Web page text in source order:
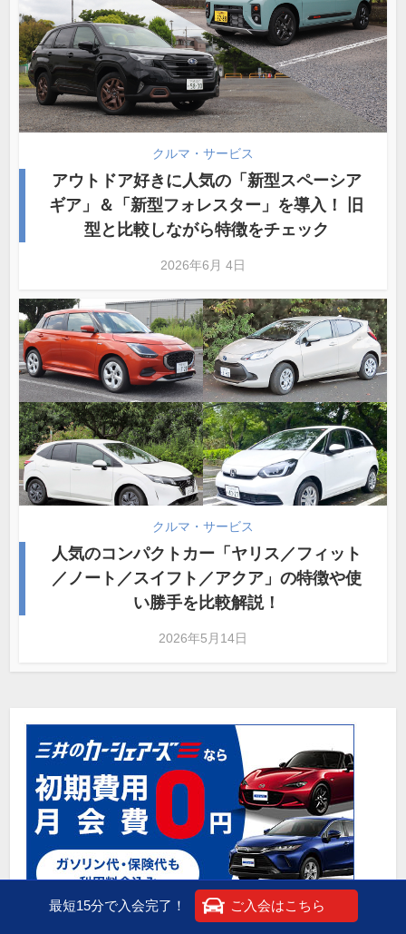
クルマ・サービス
アウトドア好きに人気の「新型スペーシア
ギア」＆「新型フォレスター」を導入！ 旧
型と比較しながら特徴をチェック
2026年6月 4日
クルマ・サービス
人気のコンパクトカー「ヤリス／フィット
／ノート／スイフト／アクア」の特徴や使
い勝手を比較解説！
2026年5月14日
最短15分で入会完了！ ご入会はこちら